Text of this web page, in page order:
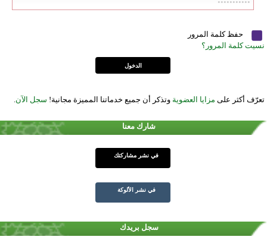
حفظ كلمة المرور
نسيت كلمة المرور؟
تعرّف أكثر على مزايا العضوية وتذكر أن جميع خدماتنا المميزة مجانية! سجل الآن.
شارك معنا
في نشر مشاركتك
في نشر الألوكة
سجل بريدك